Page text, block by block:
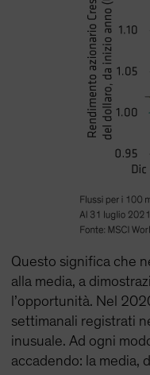
Questo significa che
alla media, a
l’opportunità. Nel
settimanali registrati
inusuale. Ad ogni
accadendo: la media,